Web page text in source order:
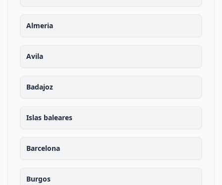
Almeria
Avila
Badajoz
Islas baleares
Barcelona
Burgos